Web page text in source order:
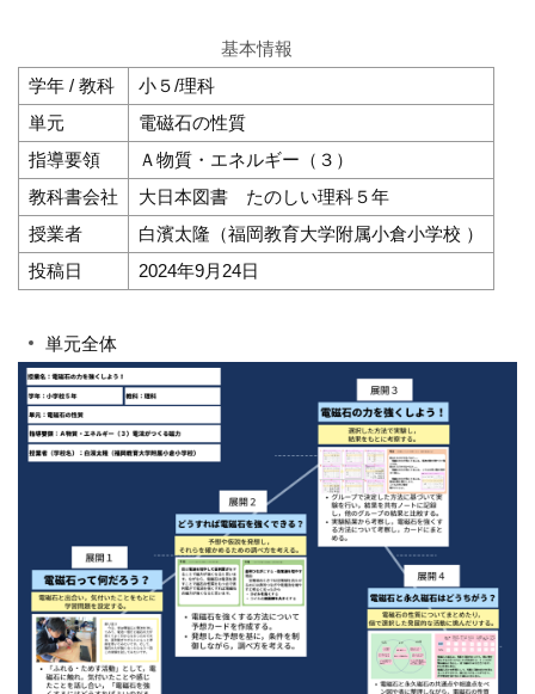
基本情報
学年 / 教科
小５/理科
単元
電磁石の性質
指導要領
Ａ物質・エネルギー（３）
教科書会社
大日本図書 たのしい理科５年
授業者
白濱太隆（福岡教育大学附属小倉小学校 ）
投稿日
2024年9月24日
単元全体